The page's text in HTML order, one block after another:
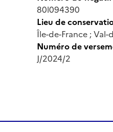
80l094390
Lieu de
Île-de-France ;
Numéro de
J/2024/2